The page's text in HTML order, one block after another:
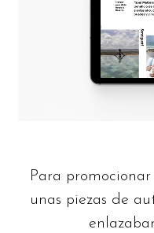
Para
unas piezas de